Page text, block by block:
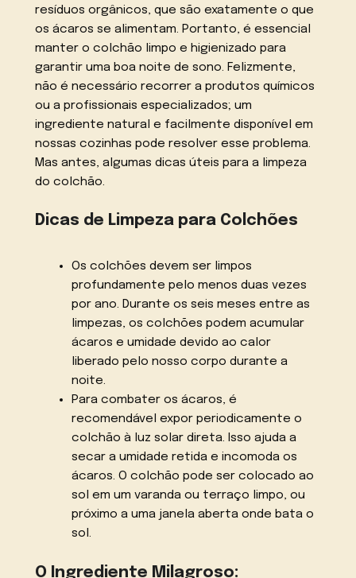
resíduos orgânicos, que são exatamente o que
os ácaros se alimentam. Portanto, é essencial
manter o colchão limpo e higienizado para
garantir uma boa noite de sono. Felizmente,
não é necessário recorrer a produtos químicos
ou a profissionais especializados; um
ingrediente natural e facilmente disponível em
nossas cozinhas pode resolver esse problema.
Mas antes, algumas dicas úteis para a limpeza
do colchão.
Dicas de Limpeza para Colchões
Os colchões devem ser limpos
profundamente pelo menos duas vezes
por ano. Durante os seis meses entre as
limpezas, os colchões podem acumular
ácaros e umidade devido ao calor
liberado pelo nosso corpo durante a
noite.
Para combater os ácaros, é
recomendável expor periodicamente o
colchão à luz solar direta. Isso ajuda a
secar a umidade retida e incomoda os
ácaros. O colchão pode ser colocado ao
sol em um varanda ou terraço limpo, ou
próximo a uma janela aberta onde bata o
sol.
O Ingrediente Milagroso: